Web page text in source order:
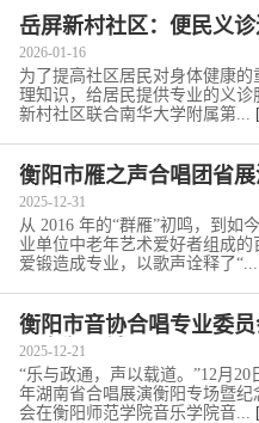
岳屏新村社区：便民义
2026-01-16
为了提高社区居民对身体健康
理知识，给居民提供专业的义
新村社区联合南华大学附属第...
衡阳市雁之声合唱团省
品质
2025-12-31
从 2016 年的“群雁”初鸣，到如
业单位中老年艺术爱好者组成
爱锻造成专业，以歌声诠释了“...
衡阳市音协合唱专业委
聚力润雁城
2025-12-21
“乐与政通，声以载道。”12月
年湖南省合唱展演衡阳专场暨纪
会在衡阳师范学院音乐学院音...